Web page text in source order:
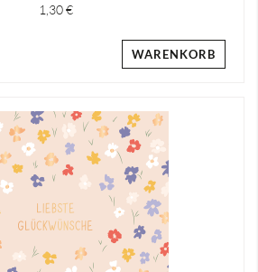
1,30 €
WARENKORB